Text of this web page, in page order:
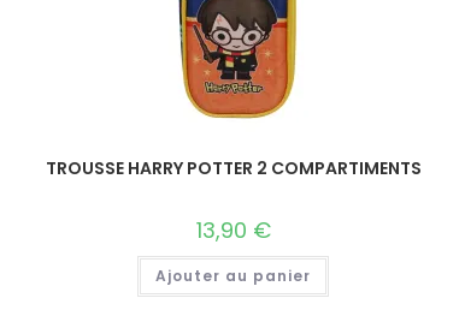
TROUSSE HARRY POTTER 2 COMPARTIMENTS
13,90 €
Ajouter au panier